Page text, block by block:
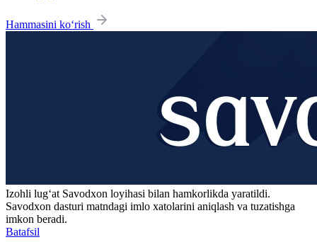
Hammasini ko‘rish
Izohli lugʻat Savodxon loyihasi bilan hamkorlikda yaratildi.
Savodxon dasturi matndagi imlo xatolarini aniqlash va tuzatishga
imkon beradi.
Batafsil